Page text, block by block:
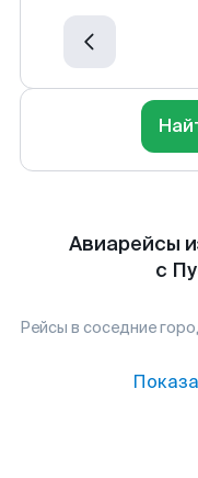
Авиарейсы
с
Рейсы в соседние